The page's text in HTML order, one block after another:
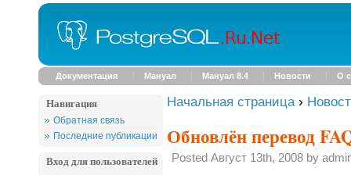
Документация Мануал Мануал 8.4 Новости О
Навигация
Обратная связь
Последние публикации
Вход для пользователей
Начальная страница›
Обновлён перевод
Posted Август 13th, 2008 by